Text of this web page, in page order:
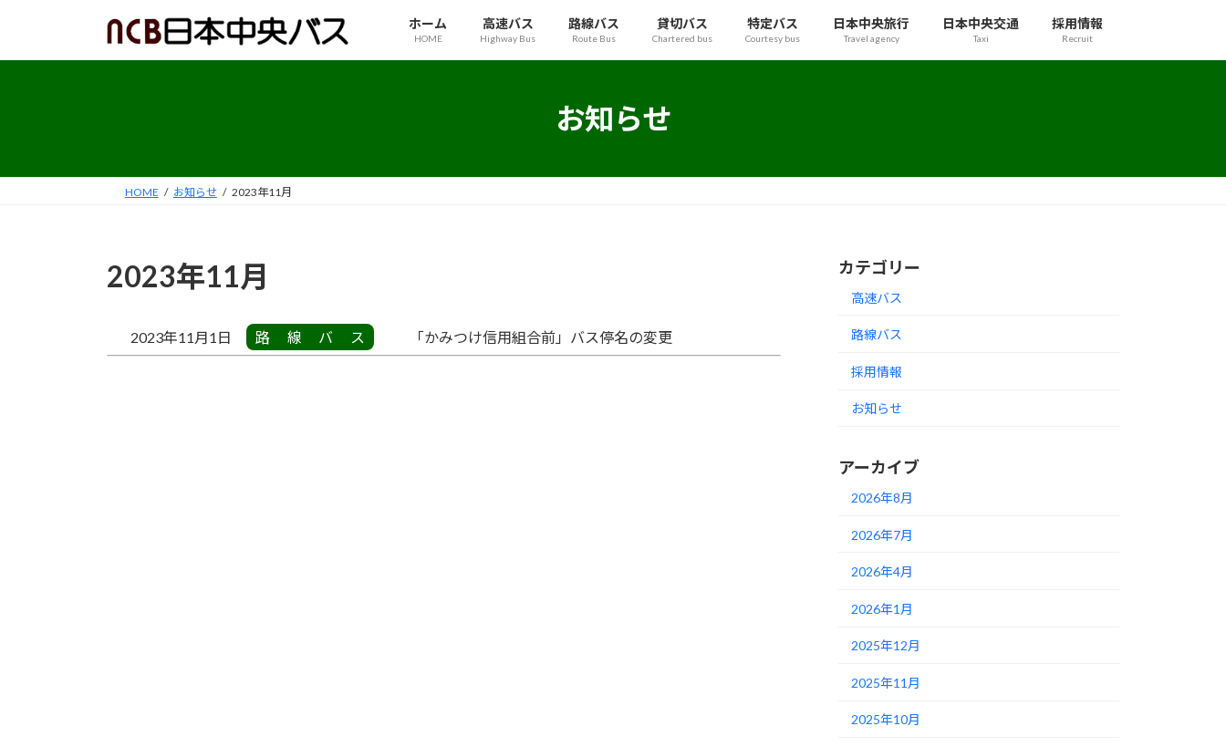
ホーム
HOME
高速バス
Highway Bus
路線バス
Route Bus
貸切バス
Chartered bus
特定バス
Courtesy bus
日本中央旅行
Travel agency
日本中央交通
Taxi
採用情報
Recruit
お知らせ
HOME お知らせ 2023年11月
2023年11月
2023年11月1日 路線バス 「かみつけ信用組合前」バス停名の変更
カテゴリー
高速バス
路線バス
採用情報
お知らせ
アーカイブ
2026年8月
2026年7月
2026年4月
2026年1月
2025年12月
2025年11月
2025年10月